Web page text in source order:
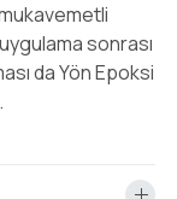
sonrası
da Yön Epoksi